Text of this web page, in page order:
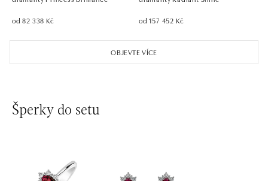
Einsteinova 18, 851 01 Bratislava
Ivanská cesta 16, 821 04 Bratislava
ALO diamonds OC Eurovea, Bratislava
OBJEVTE VÍCE
od 82 338 Kč od 157 452 Kč
Šperky do setu